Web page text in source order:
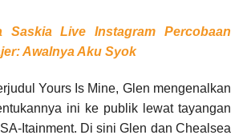
Saskia Live Instagram Percobaan
Awalnya Aku Syok
Yours Is Mine, Glen mengenalkan
ini ke publik lewat tayangan
Itainment. Di sini Glen dan Chealsea